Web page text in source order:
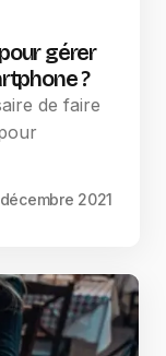
gérer
?
de faire
2021